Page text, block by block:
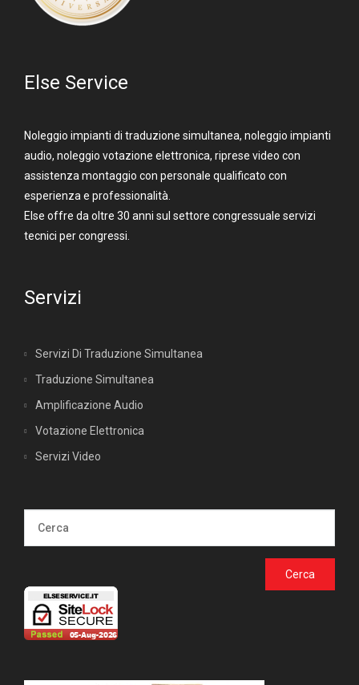
Else Service
Noleggio impianti di traduzione simultanea, noleggio impianti
audio, noleggio votazione elettronica, riprese video con
assistenza montaggio con personale qualificato con
esperienza e professionalità.
Else offre da oltre 30 anni sul settore congressuale servizi
tecnici per congressi.
Servizi
Servizi Di Traduzione Simultanea
Traduzione Simultanea
Amplificazione Audio
Votazione Elettronica
Servizi Video